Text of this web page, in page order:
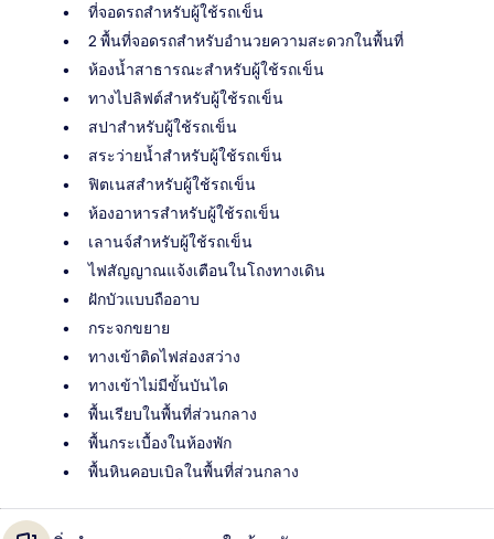
ที่จอดรถสำหรับผู้ใช้รถเข็น
2 พื้นที่จอดรถสำหรับอำนวยความสะดวกในพื้นที่
ห้องน้ำสาธารณะสำหรับผู้ใช้รถเข็น
ทางไปลิฟต์สำหรับผู้ใช้รถเข็น
สปาสำหรับผู้ใช้รถเข็น
สระว่ายน้ำสำหรับผู้ใช้รถเข็น
ฟิตเนสสำหรับผู้ใช้รถเข็น
ห้องอาหารสำหรับผู้ใช้รถเข็น
เลานจ์สำหรับผู้ใช้รถเข็น
ไฟสัญญาณแจ้งเตือนในโถงทางเดิน
ฝักบัวแบบถืออาบ
กระจกขยาย
ทางเข้าติดไฟส่องสว่าง
ทางเข้าไม่มีขั้นบันได
พื้นเรียบในพื้นที่ส่วนกลาง
พื้นกระเบื้องในห้องพัก
พื้นหินคอบเบิลในพื้นที่ส่วนกลาง